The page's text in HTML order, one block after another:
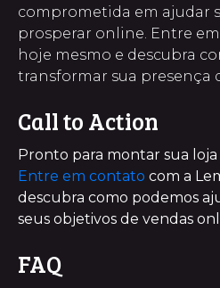
comprometida em ajudar
prosperar online. Entre
hoje mesmo e descubra
transformar sua presença
Call to Action
Pronto para montar sua
Entre em contato com a
descubra como podemos
seus objetivos de vendas
FAQ